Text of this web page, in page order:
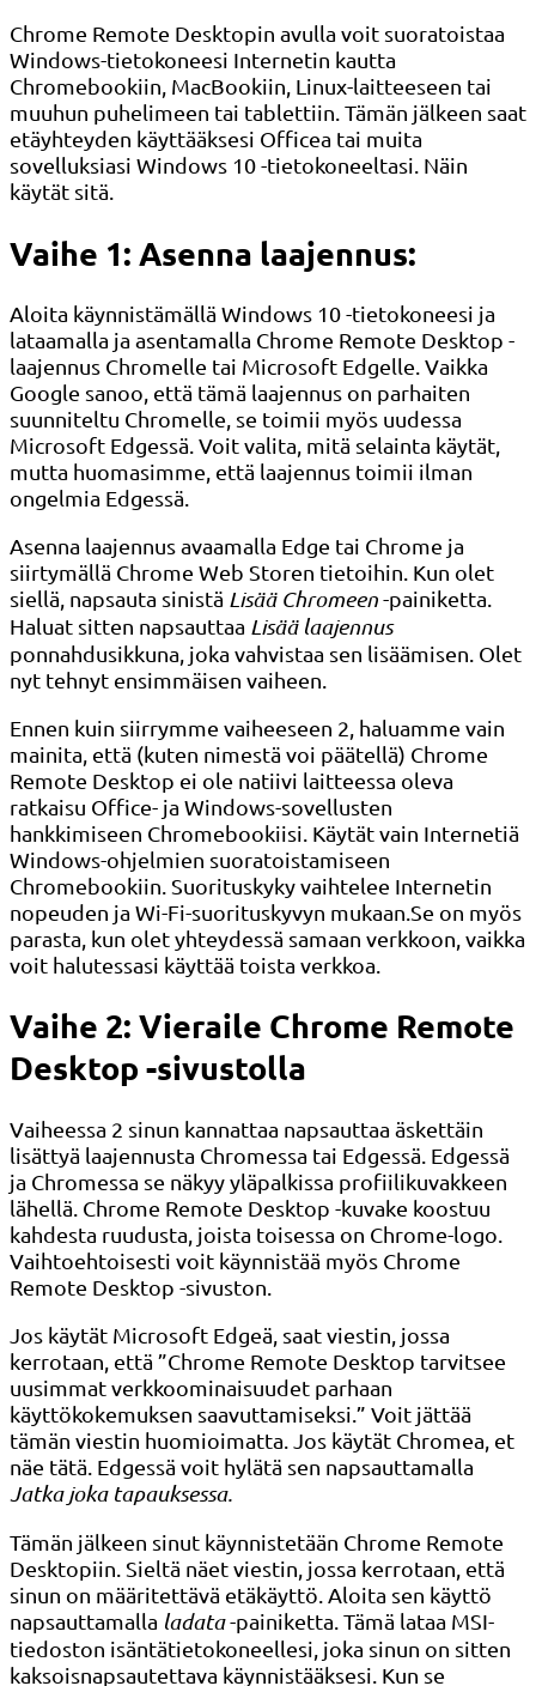
Chrome Remote Desktopin avulla voit suoratoistaa
Windows-tietokoneesi Internetin kautta
Chromebookiin, MacBookiin, Linux-laitteeseen tai
muuhun puhelimeen tai tablettiin. Tämän jälkeen saat
etäyhteyden käyttääksesi Officea tai muita
sovelluksiasi Windows 10 -tietokoneeltasi. Näin
käytät sitä.
Vaihe 1: Asenna laajennus:
Aloita käynnistämällä Windows 10 -tietokoneesi ja
lataamalla ja asentamalla Chrome Remote Desktop -
laajennus Chromelle tai Microsoft Edgelle. Vaikka
Google sanoo, että tämä laajennus on parhaiten
suunniteltu Chromelle, se toimii myös uudessa
Microsoft Edgessä. Voit valita, mitä selainta käytät,
mutta huomasimme, että laajennus toimii ilman
ongelmia Edgessä.
Asenna laajennus avaamalla Edge tai Chrome ja
siirtymällä Chrome Web Storen tietoihin. Kun olet
siellä, napsauta sinistä Lisää Chromeen-painiketta.
Haluat sitten napsauttaa Lisää laajennus
ponnahdusikkuna, joka vahvistaa sen lisäämisen. Olet
nyt tehnyt ensimmäisen vaiheen.
Ennen kuin siirrymme vaiheeseen 2, haluamme vain
mainita, että (kuten nimestä voi päätellä) Chrome
Remote Desktop ei ole natiivi laitteessa oleva
ratkaisu Office- ja Windows-sovellusten
hankkimiseen Chromebookiisi. Käytät vain Internetiä
Windows-ohjelmien suoratoistamiseen
Chromebookiin. Suorituskyky vaihtelee Internetin
nopeuden ja Wi-Fi-suorituskyvyn mukaan.Se on myös
parasta, kun olet yhteydessä samaan verkkoon, vaikka
voit halutessasi käyttää toista verkkoa.
Vaihe 2: Vieraile Chrome Remote
Desktop -sivustolla
Vaiheessa 2 sinun kannattaa napsauttaa äskettäin
lisättyä laajennusta Chromessa tai Edgessä. Edgessä
ja Chromessa se näkyy yläpalkissa profiilikuvakkeen
lähellä. Chrome Remote Desktop -kuvake koostuu
kahdesta ruudusta, joista toisessa on Chrome-logo.
Vaihtoehtoisesti voit käynnistää myös Chrome
Remote Desktop -sivuston.
Jos käytät Microsoft Edgeä, saat viestin, jossa
kerrotaan, että ”Chrome Remote Desktop tarvitsee
uusimmat verkkoominaisuudet parhaan
käyttökokemuksen saavuttamiseksi.” Voit jättää
tämän viestin huomioimatta. Jos käytät Chromea, et
näe tätä. Edgessä voit hylätä sen napsauttamalla
Jatka joka tapauksessa.
Tämän jälkeen sinut käynnistetään Chrome Remote
Desktopiin. Sieltä näet viestin, jossa kerrotaan, että
sinun on määritettävä etäkäyttö. Aloita sen käyttö
napsauttamalla ladata-painiketta. Tämä lataa MSI-
tiedoston isäntätietokoneellesi, joka sinun on sitten
kaksoisnapsautettava käynnistääksesi. Kun se